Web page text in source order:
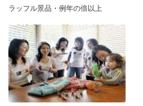
ラッフル景品・例年の倍以上